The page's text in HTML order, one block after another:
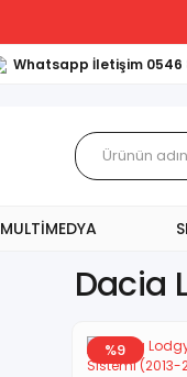
Whatsapp İletişim 0546
MULTİMEDYA
Dacia
%9